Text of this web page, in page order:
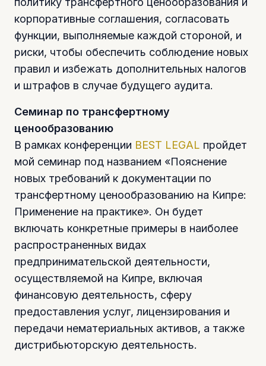
корпоративные соглашения, согласовать
функции, выполняемые каждой стороной, и
риски, чтобы обеспечить соблюдение новых
правил и избежать дополнительных налогов
и штрафов в случае будущего аудита.
Семинар по трансфертному
ценообразованию
В рамках конференции BEST LEGAL пройдет
мой семинар под названием «Пояснение
новых требований к документации по
трансфертному ценообразованию на Кипре:
Применение на практике». Он будет
включать конкретные примеры в наиболее
распространенных видах
предпринимательской деятельности,
осуществляемой на Кипре, включая
финансовую деятельность, сферу
предоставления услуг, лицензирования и
передачи нематериальных активов, а также
дистрибьюторскую деятельность.